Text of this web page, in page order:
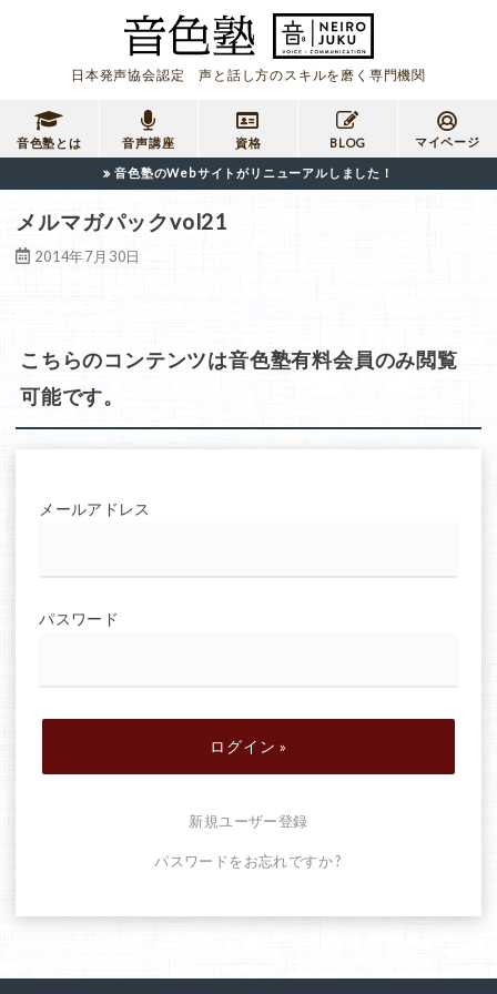
日本発声協会認定 声と話し方のスキルを磨く専門機関
音色塾とは 音声講座 資格 BLOG マイページ
音色塾のWebサイトがリニューアルしました！
メルマガパックvol21
2014年7月30日
こちらのコンテンツは音色塾有料会員のみ閲覧
可能です。
メールアドレス
パスワード
新規ユーザー登録
パスワードをお忘れですか ?